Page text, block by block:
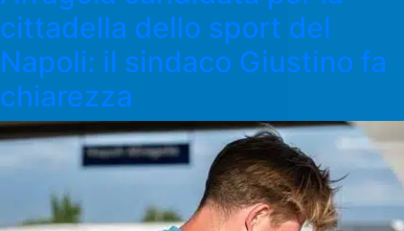
cittadella dello sport del
Napoli: il sindaco Giustino fa
chiarezza